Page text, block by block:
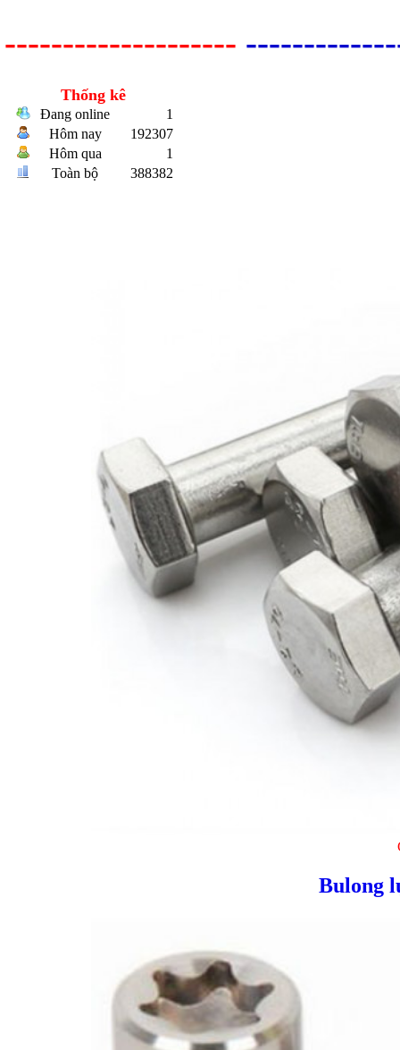
--------------------
Thống kê
Đang online
1
Hôm nay
192307
Hôm qua
1
Toàn bộ
388382